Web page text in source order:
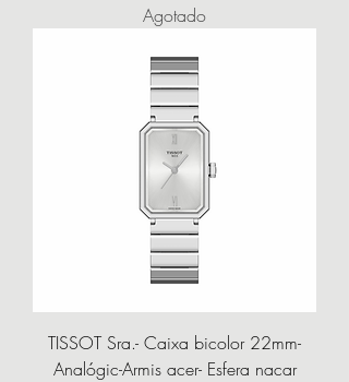
Agotado
TISSOT Sra.- Caixa bicolor 22mm-
Analógic-Armis acer- Esfera nacar